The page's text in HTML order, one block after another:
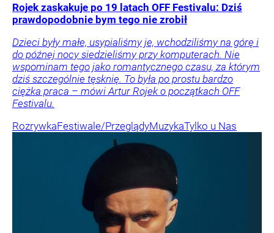
Rojek zaskakuje po 19 latach OFF Festivalu: Dziś
prawdopodobnie bym tego nie zrobił
Dzieci były małe, usypialiśmy je, wchodziliśmy na górę i
do późnej nocy siedzieliśmy przy komputerach. Nie
wspominam tego jako romantycznego czasu, za którym
dziś szczególnie tęsknię. To była po prostu bardzo
ciężka praca – mówi Artur Rojek o początkach OFF
Festivalu.
RozrywkaFestiwale/PrzeglądyMuzykaTylko u Nas